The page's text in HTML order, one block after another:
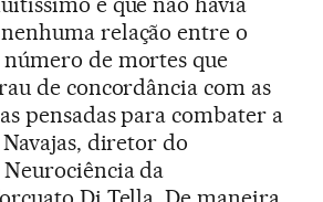
relação entre o
de mortes que
de concordância com as
pensadas para combater a
diretor do
da